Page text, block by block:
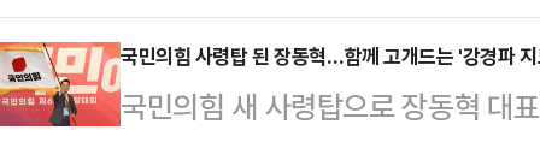
표 결선투표에서 약 5…
질 수 없다"고 말한 것으로 조사됐
만지게 함으로써 자신이 트랜스젠
후 왓킨은 남성에게서 오는 연락을
40대 남녀가 징역형을 선고받았다
는 아동복지법 위반(아동매매, 아동
게 징역 1년 2개월을, 여성 B씨에
국민의힘 사령탑 된 장동혁…함께 고개드는 '강경파
국민의힘 새 사령탑으로 장동혁 대